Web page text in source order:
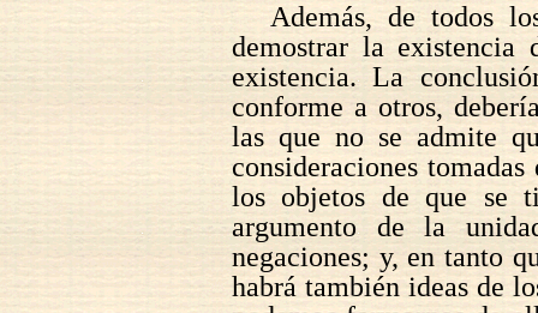
Además, de todos
demostrar la existencia
existencia. La
conforme a otros,
las que no se admite
consideraciones
los objetos de que se
argumento de la
negaciones; y, en tanto
habrá también ideas de